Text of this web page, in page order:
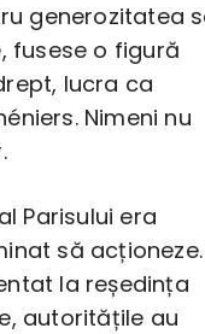
generozitatea
fusese o figură
lucra ca
Nimeni nu
Parisului era
să acționeze.
la reședința
autoritățile au